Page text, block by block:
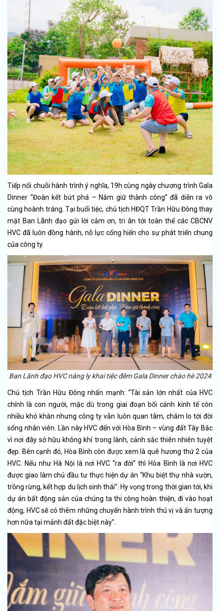
Tiếp nối chuỗi hành trình ý nghĩa, 19h cùng ngày chương trình Gala
Dinner “Đoàn kết bứt phá – Nắm giữ thành công” đã diễn ra vô
cùng hoành tráng. Tại buổi tiệc, chủ tịch HĐQT Trần Hữu Đông thay
mặt Ban Lãnh đạo gửi lời cảm ơn, tri ân tới toàn thể các CBCNV
HVC đã luôn đồng hành, nỗ lực cống hiến cho sự phát triển chung
của công ty.
Ban Lãnh đạo HVC nâng ly khai tiệc đêm Gala Dinner chào hè 2024
Chủ tịch Trần Hữu Đông nhấn mạnh: “Tài sản lớn nhất của HVC
chính là con người, mặc dù trong giai đoạn bối cảnh kinh tế còn
nhiều khó khăn nhưng công ty vẫn luôn quan tâm, chăm lo tới đời
sống nhân viên. Lần này HVC đến với Hòa Bình – vùng đất Tây Bắc
vì nơi đây sở hữu không khí trong lành, cảnh sắc thiên nhiên tuyệt
đẹp. Bên cạnh đó, Hòa Bình còn được xem là quê hương thứ 2 của
HVC. Nếu như Hà Nội là nơi HVC “ra đời” thì Hòa Bình là nơi HVC
được giao làm chủ đầu tư thực hiện dự án “Khu biệt thự nhà vườn,
trồng rừng, kết hợp du lịch sinh thái”. Hy vọng trong thời gian tới, khi
dự án bất động sản của chúng ta thi công hoàn thiện, đi vào hoạt
động, HVC sẽ có thêm những chuyến hành trình thú vị và ấn tượng
hơn nữa tại mảnh đất đặc biệt này”.